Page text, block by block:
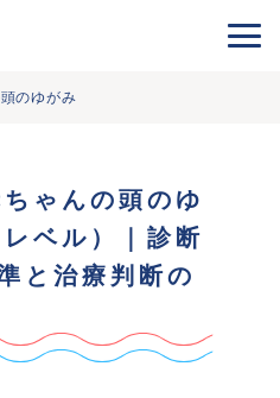
のゆがみ
ちゃんの頭のゆ
ベル）｜診断
と治療判断の